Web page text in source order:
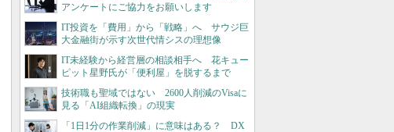
アンケートにご協力をお願いします
IT投資を「費用」から「戦略」へ サウジ巨
大金融街が示す次世代情シスの理想像
IT未経験から経営層の相談相手へ 花キュー
ピット星野氏が「便利屋」を脱するまで
技術職も聖域ではない 2600人削減のVisaに
見る「AI組織転換」の現実
「1日1分の作業削減」に意味はある？ DX